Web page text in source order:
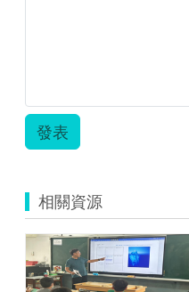
發表
相關資源